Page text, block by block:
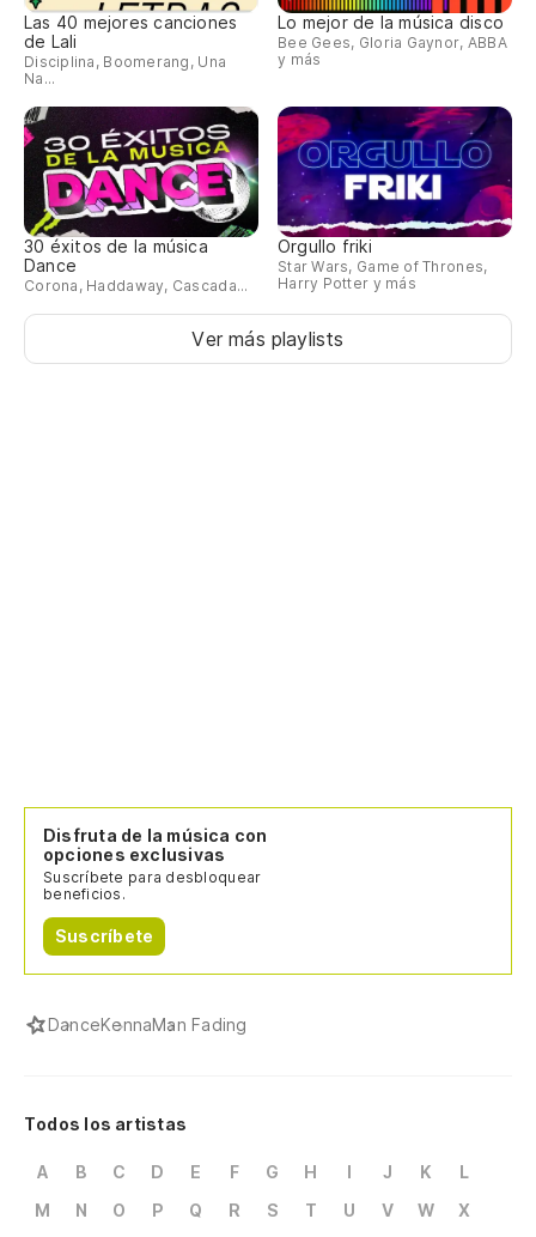
Las 40 mejores canciones
de Lali
Disciplina, Boomerang, Una
Na...
Lo mejor de la música disco
Bee Gees, Gloria Gaynor, ABBA
y más
30 éxitos de la música
Dance
Corona, Haddaway, Cascada...
Orgullo friki
Star Wars, Game of Thrones,
Harry Potter y más
Ver más playlists
Disfruta de la música con
opciones exclusivas
Suscríbete para desbloquear
beneficios.
Suscríbete
DanceKennaMan Fading
Todos los artistas
A B C D E F G H I J K
L
M
N O P Q R S T U V W
X